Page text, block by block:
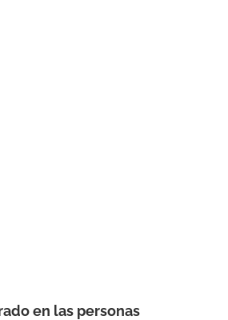
en las personas